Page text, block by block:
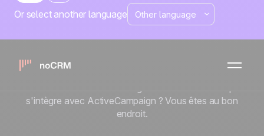
Or select another language
Native
ActiveCampaignx
s'intègre avec ActiveCampaign ? Vous êtes au bon
endroit.